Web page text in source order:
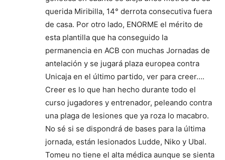
querida Miribilla, 14° derrota consecutiva fuera
de casa. Por otro lado, ENORME el mérito de
esta plantilla que ha conseguido la
permanencia en ACB con muchas Jornadas de
antelación y se jugará plaza europea contra
Unicaja en el último partido, ver para creer….
Creer es lo que han hecho durante todo el
curso jugadores y entrenador, peleando contra
una plaga de lesiones que ya roza lo macabro.
No sé si se dispondrá de bases para la última
jornada, están lesionados Ludde, Niko y Ubal.
Tomeu no tiene el alta médica aunque se sienta